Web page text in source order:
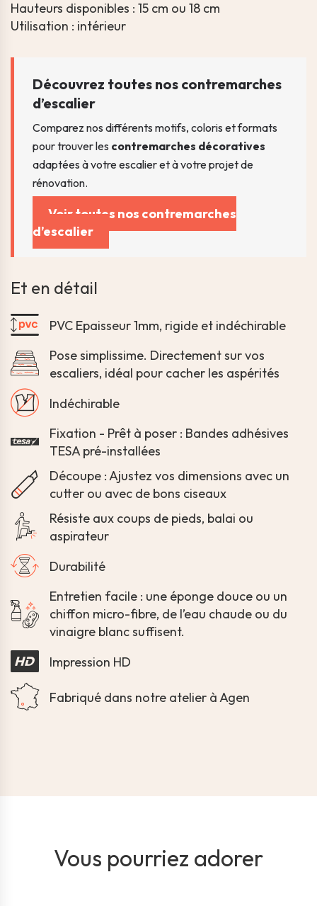
Hauteurs disponibles : 15 cm ou 18 cm
Utilisation : intérieur
Découvrez toutes nos contremarches
d’escalier
Comparez nos différents motifs, coloris et formats
pour trouver les contremarches décoratives
adaptées à votre escalier et à votre projet de
rénovation.
Voir toutes nos contremarches
d’escalier
Et en détail
PVC Epaisseur 1mm, rigide et indéchirable
Pose simplissime. Directement sur vos
escaliers, idéal pour cacher les aspérités
Indéchirable
Fixation - Prêt à poser : Bandes adhésives
TESA pré-installées
Découpe : Ajustez vos dimensions avec un
cutter ou avec de bons ciseaux
Résiste aux coups de pieds, balai ou
aspirateur
Durabilité
Entretien facile : une éponge douce ou un
chiffon micro-fibre, de l’eau chaude ou du
vinaigre blanc suffisent.
Impression HD
Fabriqué dans notre atelier à Agen
Vous pourriez adorer